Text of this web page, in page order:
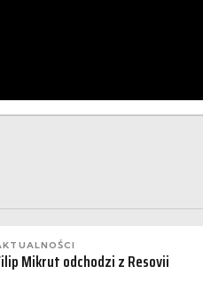
Mikrut odchodzi z Resovii